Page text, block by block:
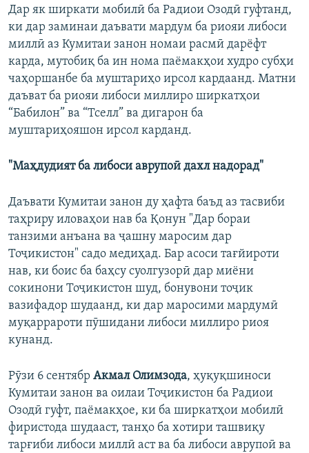
Дар як ширкати мобилӣ ба Радиои Озодӣ гуфтанд,
ки дар заминаи даъвати мардум ба риояи либоси
миллӣ аз Кумитаи занон номаи расмӣ дарёфт
карда, мутобиқ ба ин нома паёмакҳои худро субҳи
чаҳоршанбе ба муштариҳо ирсол кардаанд. Матни
даъват ба риояи либоси миллиро ширкатҳои
“Бабилон” ва “Тселл” ва дигарон ба
муштариҳояшон ирсол карданд.
"Маҳдудият ба либоси аврупоӣ дахл надорад"
Даъвати Кумитаи занон ду ҳафта баъд аз тасвиби
таҳриру иловаҳои нав ба Қонун "Дар бораи
танзими анъана ва ҷашну маросим дар
Тоҷикистон" садо медиҳад. Бар асоси тағйироти
нав, ки боис ба баҳсу суолгузорӣ дар миёни
сокинони Тоҷикистон шуд, бонувони тоҷик
вазифадор шудаанд, ки дар маросими мардумӣ
муқаррароти пӯшидани либоси миллиро риоя
кунанд.
Рӯзи 6 сентябр Акмал Олимзода, ҳуқуқшиноси
Кумитаи занон ва оилаи Тоҷикистон ба Радиои
Озодӣ гуфт, паёмакҳое, ки ба ширкатҳои мобилӣ
фиристода шудааст, танҳо ба хотири ташвиқу
тарғиби либоси миллӣ аст ва ба либоси аврупоӣ ва